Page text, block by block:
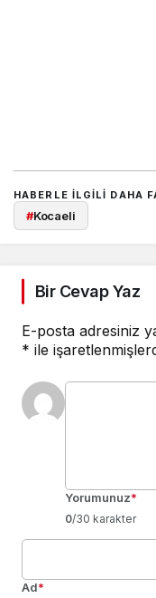
HABERLE ILGILI DAHA
#Kocaeli
Bir Cevap Yaz
E-posta adresiniz
* ile
Yorumunuz*
0/30 karakter
Ad*